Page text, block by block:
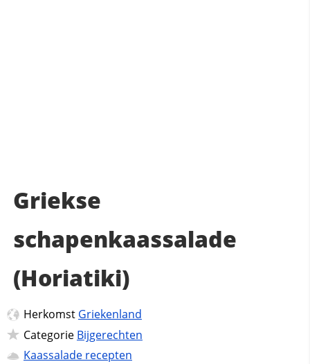
Griekse
schapenkaassalade
(Horiatiki)
Herkomst Griekenland
Categorie Bijgerechten
Kaassalade recepten